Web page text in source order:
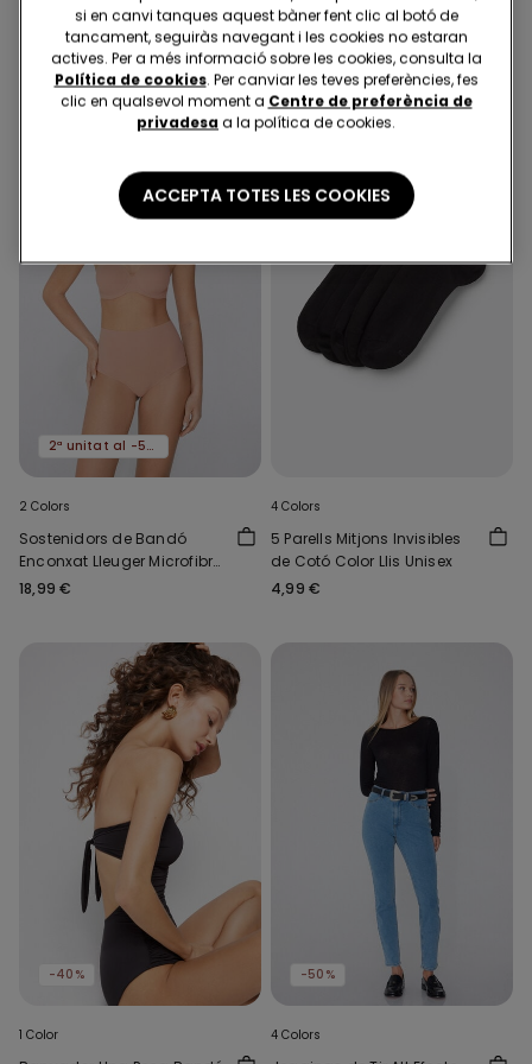
Sostenidors de Bandó
Enconxat Escotat
Microfibra Reciclada
17,99 €
Pantalons Trompeta de
Tela Elàstica
10,00 €
19,99 € -50%
2ª unitat al -50%
2 Colors
Sostenidors de Bandó
Enconxat Lleuger Microfibra
Reciclada Full Coverage
18,99 €
4 Colors
5 Parells Mitjons Invisibles
de Cotó Color Llis Unisex
4,99 €
-40%
1 Color
-50%
4 Colors
si en canvi tanques aquest bàner fent clic al botó de
tancament, seguiràs navegant i les cookies no estaran
actives. Per a més informació sobre les cookies, consulta la
Política de cookies. Per canviar les teves preferències, fes
clic en qualsevol moment a Centre de preferència de
privadesa a la política de cookies.
ACCEPTA TOTES LES COOKIES